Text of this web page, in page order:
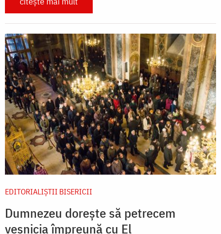
EDITORIALIȘTII BISERICII
Dumnezeu dorește să petrecem
veșnicia împreună cu El